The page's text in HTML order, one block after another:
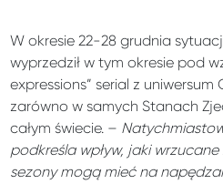
W okresie 22-28 grudnia
wyprzedził w tym okresie pod
expressions” serial z
zarówno w samych Stanach
całym świecie. –
podkreśla wpływ, jaki
sezony mogą mieć na